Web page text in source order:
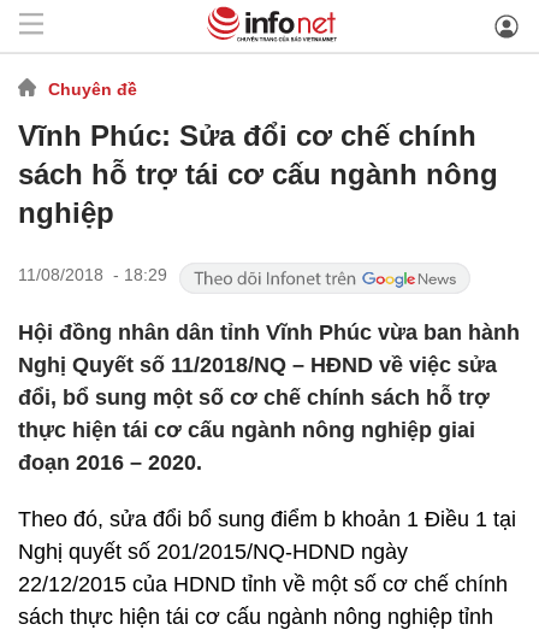
Chuyên đề
Vĩnh Phúc: Sửa đổi cơ chế chính
sách hỗ trợ tái cơ cấu ngành nông
nghiệp
11/08/2018 - 18:29
Hội đồng nhân dân tỉnh Vĩnh Phúc vừa ban hành
Nghị Quyết số 11/2018/NQ – HĐND về việc sửa
đổi, bổ sung một số cơ chế chính sách hỗ trợ
thực hiện tái cơ cấu ngành nông nghiệp giai
đoạn 2016 – 2020.
Theo đó, sửa đổi bổ sung điểm b khoản 1 Điều 1 tại
Nghị quyết số 201/2015/NQ-HDND ngày
22/12/2015 của HDND tỉnh về một số cơ chế chính
sách thực hiện tái cơ cấu ngành nông nghiệp tỉnh